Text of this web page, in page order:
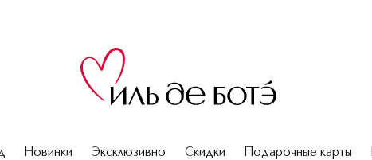
Новинки Эксклюзивно Скидки Подарочные карты